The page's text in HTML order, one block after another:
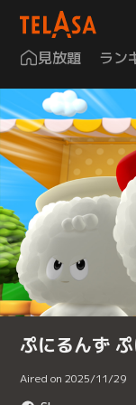
見放題 ラン
ぷにるんず
Aired on 2025/11/29